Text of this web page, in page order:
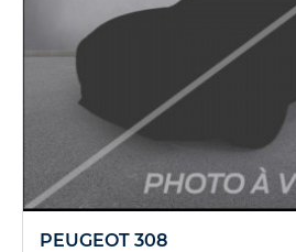
PEUGEOT 308